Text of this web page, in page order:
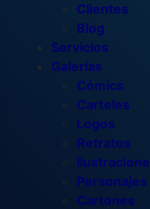
Clientes
Blog
Servicios
Galerías
Cómics
Carteles
Logos
Retratos
Personajes
Cartones